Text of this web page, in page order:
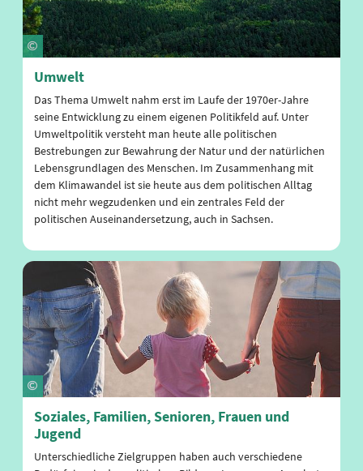
Umwelt
Das Thema Umwelt nahm erst im Laufe der 1970er-Jahre
seine Entwicklung zu einem eigenen Politikfeld auf. Unter
Umweltpolitik versteht man heute alle politischen
Bestrebungen zur Bewahrung der Natur und der natürlichen
Lebensgrundlagen des Menschen. Im Zusammenhang mit
dem Klimawandel ist sie heute aus dem politischen Alltag
nicht mehr wegzudenken und ein zentrales Feld der
politischen Auseinandersetzung, auch in Sachsen.
Soziales, Familien, Senioren, Frauen und
Jugend
Unterschiedliche Zielgruppen haben auch verschiedene